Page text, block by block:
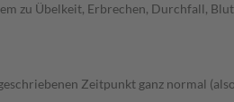
zu Übelkeit, Erbrechen, Durchfall,
Zeitpunkt ganz normal